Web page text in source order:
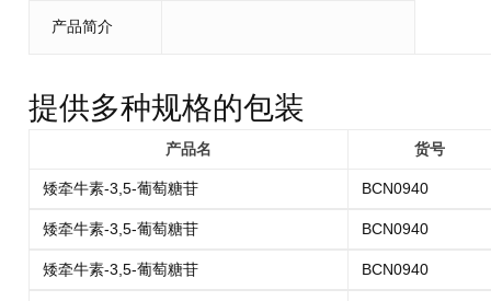
产品简介
提供多种规格的包装
产品名 货号
矮牵牛素-3,5-葡萄糖苷 BCN0940
矮牵牛素-3,5-葡萄糖苷 BCN0940
矮牵牛素-3,5-葡萄糖苷 BCN0940